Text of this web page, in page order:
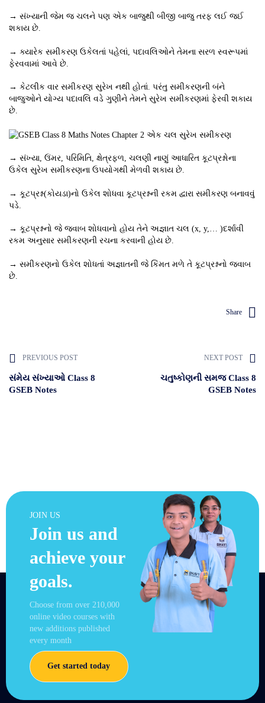
→ સંખ્યાની જેમ જ ચલને પણ એક બાજુથી બીજી બાજુ તરફ લઈ જઈ
શકાય છે.
→ ક્યારેક સમીકરણ ઉકેલતાં પહેલાં, પદાવલિઓને તેમના સરળ સ્વરૂપમાં
ફેરવવામાં આવે છે.
→ કેટલીક વાર સમીકરણ સુરેખ નથી હોતાં. પરંતુ સમીકરણની બંને
બાજુઓને યોગ્ય પદાવલિ વડે ગુણીને તેમને સુરેખ સમીકરણમાં ફેરવી શકાય
છે.
→ સંખ્યા, ઉંમર, પરિમિતિ, ક્ષેત્રફળ, ચલણી નાણું આધારિત કૂટપ્રશ્નોના
ઉકેલ સુરેખ સમીકરણના ઉપયોગથી મેળવી શકાય છે.
→ કૂટપ્રશ્ન(કોયડા)નો ઉકેલ શોધવા કૂટપ્રશ્નની રકમ દ્વારા સમીકરણ બનાવવું
પડે.
→ કૂટપ્રશ્નનો જે જવાબ શોધવાનો હોય તેને અજ્ઞાત ચલ (x, y,… )દર્શાવી
રકમ અનુસાર સમીકરણની રચના કરવાની હોય છે.
→ સમીકરણનો ઉકેલ શોધતાં અજ્ઞાતની જે કિંમત મળે તે કૂટપ્રશ્નનો જવાબ
છે.
Share
PREVIOUS POST
સંમેય સંખ્યાઓ Class 8
GSEB Notes
NEXT POST
ચતુષ્કોણની સમજ Class 8
GSEB Notes
JOIN US
Join us and
achieve your
goals.
Choose from over 210,000
online video courses with
new additions published
every month
Get started today